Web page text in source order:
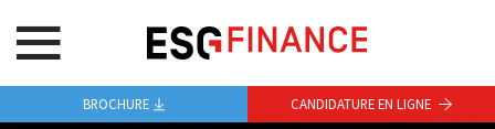
BROCHURE CANDIDATURE EN LIGNE